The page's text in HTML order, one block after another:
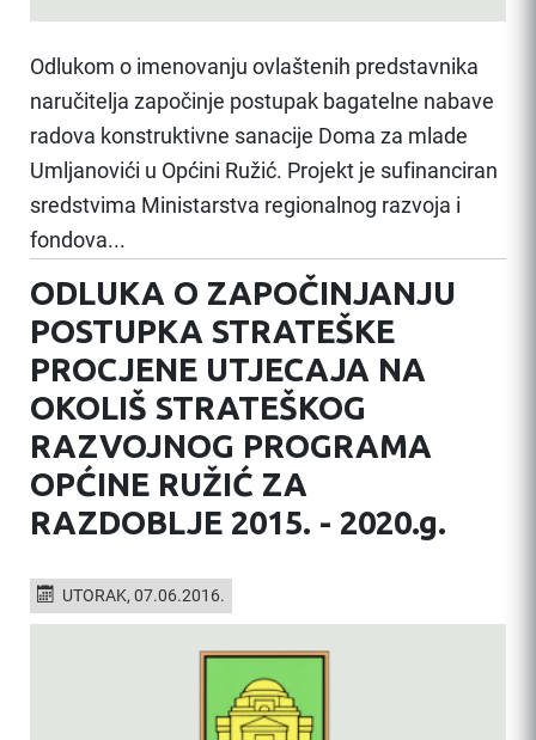
Odlukom o imenovanju ovlaštenih predstavnika
naručitelja započinje postupak bagatelne nabave
radova konstruktivne sanacije Doma za mlade
Umljanovići u Općini Ružić. Projekt je sufinanciran
sredstvima Ministarstva regionalnog razvoja i
fondova...
ODLUKA O ZAPOČINJANJU
POSTUPKA STRATEŠKE
PROCJENE UTJECAJA NA
OKOLIŠ STRATEŠKOG
RAZVOJNOG PROGRAMA
OPĆINE RUŽIĆ ZA
RAZDOBLJE 2015. - 2020.g.
UTORAK, 07.06.2016.